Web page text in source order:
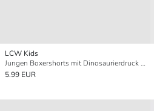
LCW Kids
Jungen Boxershorts mit Dinosaurierdruck 3er-Pack
5.99 EUR